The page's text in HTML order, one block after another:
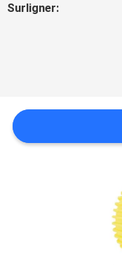
PLAN
DU
Surligner: